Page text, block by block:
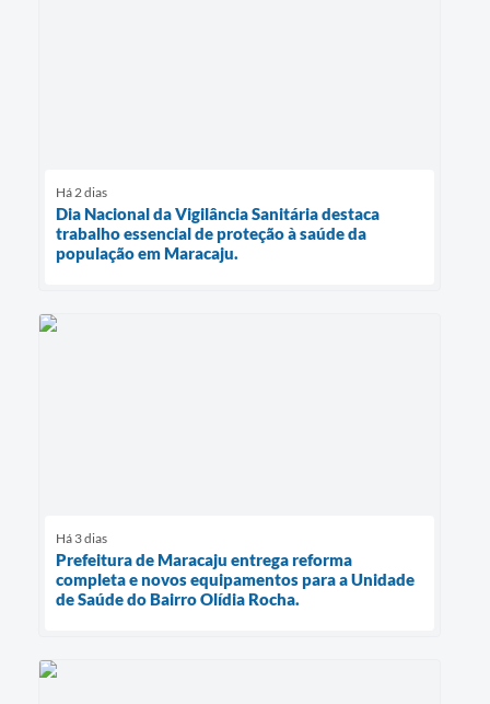
Há 2 dias
Dia Nacional da Vigilância Sanitária destaca
trabalho essencial de proteção à saúde da
população em Maracaju.
Há 3 dias
Prefeitura de Maracaju entrega reforma
completa e novos equipamentos para a Unidade
de Saúde do Bairro Olídia Rocha.